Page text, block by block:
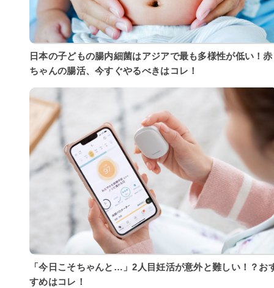
日本の子どもの腸内細菌はアジアで最も多様性が低い！赤
ちゃんの腸活、今すぐやるべきはコレ！
「今日こそちゃんと…」2人目妊活が意外と難しい！？お
すめはコレ！